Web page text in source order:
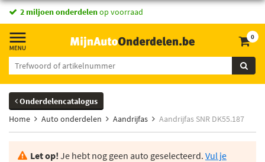
2 miljoen onderdelenop voorraad
0
Onderdelencatalogus
Home
Auto onderdelen Aandrijfas Aandrijfas SNR DK55.187
Let op! Je hebt nog geen auto geselecteerd. Vul je